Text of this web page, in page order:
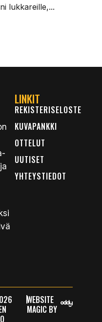
lukkareille,...
LINKIT
REKISTERISELOSTE
KUVAPANKKI
OTTELUT
UUTISET
YHTEYSTIEDOT
|WEBSITE
MAGIC BY